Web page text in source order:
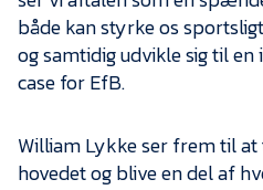
både kan styrke os
og samtidig udvikle sig til
case for EfB.
William Lykke ser frem til
hovedet og blive en del af